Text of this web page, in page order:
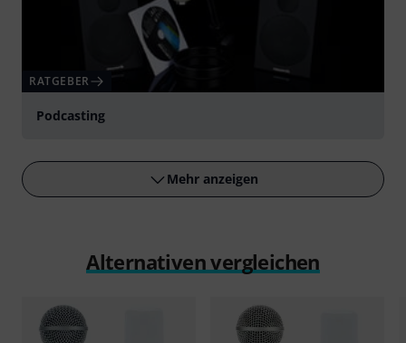
RATGEBER
Podcasting
Mehr anzeigen
Alternativen vergleichen